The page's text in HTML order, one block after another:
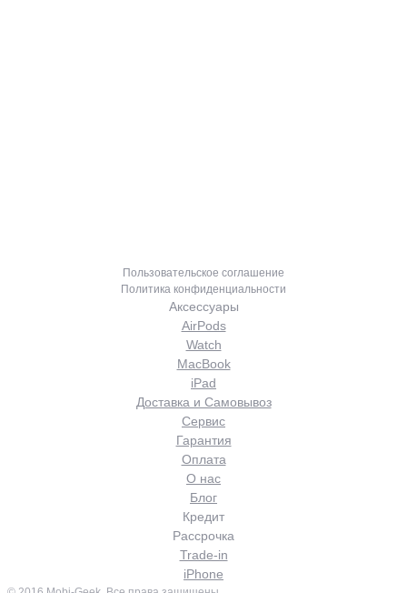
Пользовательское соглашение
Политика конфиденциальности
Аксессуары
AirPods
Watch
MacBook
iPad
Доставка и Самовывоз
Сервис
Гарантия
Оплата
О нас
Блог
Кредит
Рассрочка
Trade-in
iPhone